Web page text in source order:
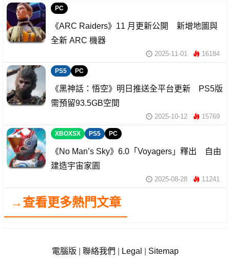
PC
《ARC Raiders》11 月更新公開 新增地圖與
全新 ARC 機器
2025-11-01 16184
PS5 PC
《黑神話：悟空》明日推送全平台更新 PS5版
需預留93.5GB空間
2025-10-12 15769
XBOXSX PS5 PC
《No Man’s Sky》6.0「Voyagers」釋出 自由
建造宇宙家園
2025-08-28 11241
→查看更多熱門文章
電腦版 聯絡我們 Legal Sitemap